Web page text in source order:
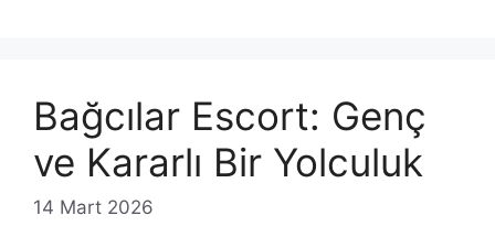
Bağcılar Escort: Genç
ve Kararlı Bir Yolculuk
14 Mart 2026